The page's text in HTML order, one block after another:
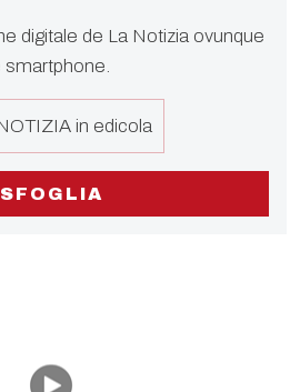
digitale de La Notizia ovunque
SFOGLIA